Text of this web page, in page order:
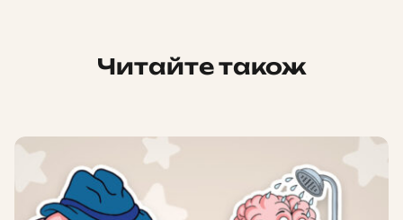
Читайте також